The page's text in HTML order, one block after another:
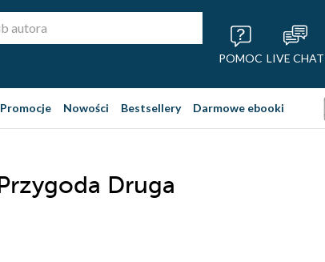
POMOC LIVE CHAT
Promocje Nowości Bestsellery Darmowe ebooki
Druga